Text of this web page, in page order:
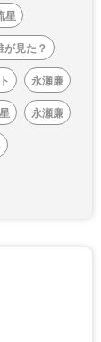
星
が見た？
永瀬廉
永瀬廉